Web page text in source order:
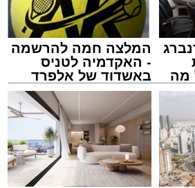
שפר (אלבום פרטי)
מה
המלצה חמה להרשמה
- האקדמיה לטניס
באשדוד של אלפרד
קריאולנסקי - לילדים